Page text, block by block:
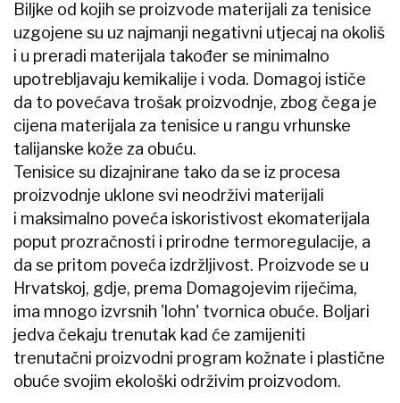
Biljke od kojih se proizvode materijali za tenisice
uzgojene su uz najmanji negativni utjecaj na okoliš
i u preradi materijala također se minimalno
upotrebljavaju kemikalije i voda. Domagoj ističe
da to povećava trošak proizvodnje, zbog čega je
cijena materijala za tenisice u rangu vrhunske
talijanske kože za obuću.
Tenisice su dizajnirane tako da se iz procesa
proizvodnje uklone svi neodrživi materijali
i maksimalno poveća iskoristivost ekomaterijala
poput prozračnosti i prirodne termoregulacije, a
da se pritom poveća izdržljivost. Proizvode se u
Hrvatskoj, gdje, prema Domagojevim riječima,
ima mnogo izvrsnih 'lohn' tvornica obuće. Boljari
jedva čekaju trenutak kad će zamijeniti
trenutačni proizvodni program kožnate i plastične
obuće svojim ekološki održivim proizvodom.